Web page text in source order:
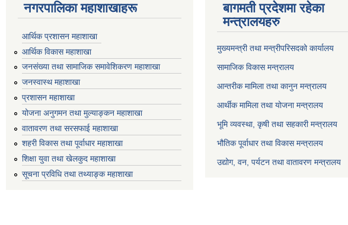
नगरपालिका महाशाखाहरू
आर्थिक प्रशासन महाशाखा
आर्थिक विकास महाशाखा
जनसंख्या तथा सामाजिक समावेशिकरण महाशाखा
जनस्वास्थ महाशाखा
प्रशासन महाशाखा
योजना अनुगमन तथा मुल्याङ्कन महाशाखा
वातावरण तथा सरसफाई महाशाखा
शहरी विकास तथा पूर्वाधार महाशाखा
शिक्षा युवा तथा खेलकुद महाशाखा
सूचना प्रविधि तथा तथ्याङ्क महाशाखा
बागमती प्रदेशमा रहेका
मन्त्रालयहरु
मुख्यमन्त्री तथा मन्त्रीपरिसदको कार्यालय
सामाजिक विकास मन्त्रालय
आन्तरीक मामिला तथा कानुन मन्त्रालय
आर्थीक मामिला तथा योजना मन्त्रालय
भूमि व्यवस्था, कृषी तथा सहकारी मन्त्रालय
भौतिक पूर्वाधार तथा विकास मन्त्रालय
उद्योग, वन, पर्यटन तथा वातावरण मन्त्रालय